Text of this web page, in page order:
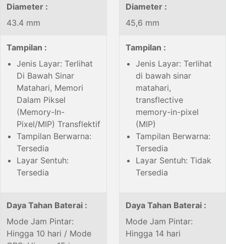
Diameter :
43.4 mm
Diameter :
45,6 mm
Tampilan :
Jenis Layar: Terlihat
Di Bawah Sinar
Matahari, Memori
Dalam Piksel
(Memory-In-
Pixel/MIP) Transflektif
Tampilan Berwarna:
Tersedia
Layar Sentuh:
Tersedia
Tampilan :
Jenis Layar: Terlihat
di bawah sinar
matahari,
transflective
memory-in-pixel
(MIP)
Tampilan Berwarna:
Tersedia
Layar Sentuh: Tidak
Tersedia
Daya Tahan Baterai :
Mode Jam Pintar:
Hingga 10 hari / Mode
Daya Tahan Baterai :
Mode Jam Pintar:
Hingga 14 hari